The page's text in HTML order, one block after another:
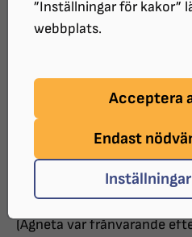
”Inställningar för kakor”
webbplats.
Acceptera
Endast
Tid: 16:30-20:00
Dan Wakman, ordförande
Chivan Omar, vice
Anna-Lena, sekreterare
Sandra Johansson, vice
Agneta Elfving, arbetsledare
(Agneta var frånvarande